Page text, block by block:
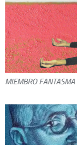
MIEMBRO FANTASMA